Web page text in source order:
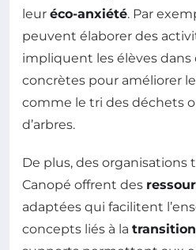
leur éco-anxiété. Par
peuvent élaborer des
impliquent les élèves dans
concrètes pour améliorer
comme le tri des déchets
d’arbres.
De plus, des organisations
Canopé offrent des
adaptées qui facilitent
concepts liés à la